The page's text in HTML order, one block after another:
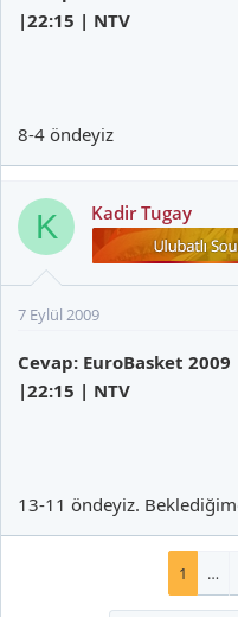
|22:15 | NTV
8-4 öndeyiz
K Kadir Tugay
7 Eylül 2009
Cevap: EuroBasket
|22:15 | NTV
13-11 öndeyiz.
1 …